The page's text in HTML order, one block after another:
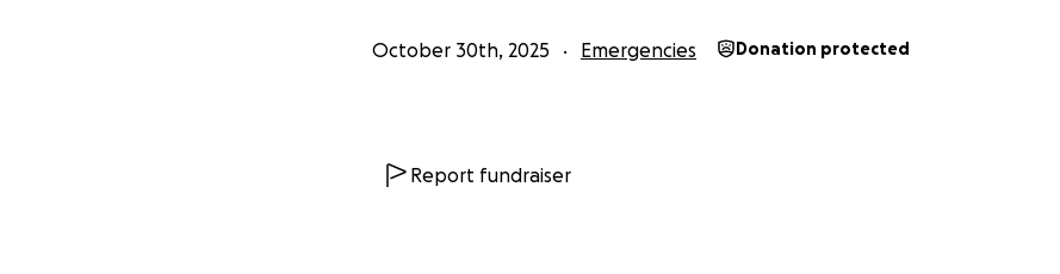
October 30th, 2025 Emergencies Donation protected
Report fundraiser